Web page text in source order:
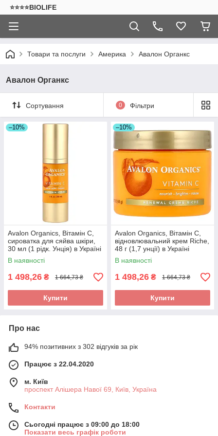
⭐⭐⭐⭐BIOLIFE
Товари та послуги Америка Авалон Органкс
Авалон Органкс
Сортування 0 Фільтри
–10%
Avalon Organics, Вітамін C,
сироватка для сяйва шкіри,
30 мл (1 рідк. Унція) в Україні
оригінал
В наявності
1 498,26 ₴ 1 664,73 ₴
Купити
–10%
Avalon Organics, Вітамін C,
відновлювальний крем Riche,
48 г (1,7 унції) в Україні
оригінал
В наявності
1 498,26 ₴ 1 664,73 ₴
Купити
Про нас
94% позитивних з 302 відгуків за рік
Працює з 22.04.2020
м. Київ
проспект Алішера Навої 69, Київ, Україна
Контакти
Сьогодні працює з 09:00 до 18:00
Показати весь графік роботи